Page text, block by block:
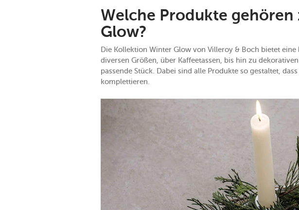
Welche Produkte
Glow?
Die Kollektion Winter Glow von Villeroy & Boch bietet
diversen Größen, über Kaffeetassen, bis hin zu
passende Stück. Dabei sind alle Produkte so gestaltet,
komplettieren.